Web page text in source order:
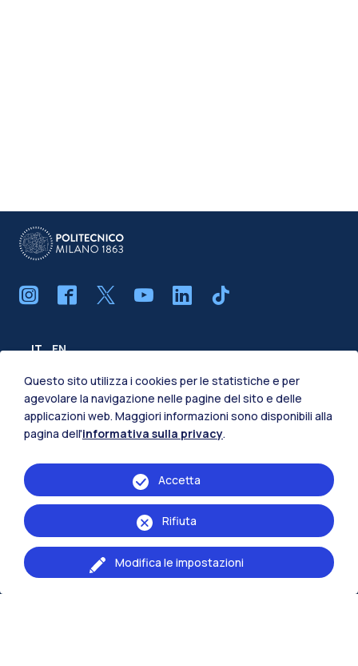
IT EN
Le sedi della scuola
Milano Leonardo
Cremona
Lecco
Piacenza
Questo sito utilizza i cookies per le statistiche e per
agevolare la navigazione nelle pagine del sito e delle
applicazioni web. Maggiori informazioni sono disponibili alla
pagina dell'informativa sulla privacy.
Modifica le impostazioni
Rifiuta
Accetta